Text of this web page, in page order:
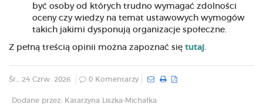
być osoby od których trudno wymagać zdolności
oceny czy wiedzy na temat ustawowych wymogów
takich jakimi dysponują organizacje społeczne.
Z pełną treścią opinii można zapoznać się tutaj .
Śr., 24 Czrw. 2026 0 Komentarzy
Dodane przez: Katarzyna Liszka-Michałka